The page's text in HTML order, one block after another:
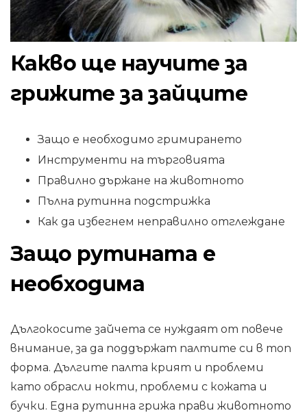
Какво ще научите за
грижите за зайците
Защо е необходимо гримирането
Инструменти на търговията
Правилно държане на животното
Пълна рутинна подстрижка
Как да избегнем неправилно отглеждане
Защо рутината е
необходима
Дългокосите зайчета се нуждаят от повече
внимание, за да поддържат палтите си в топ
форма. Дългите палта крият и проблеми
като обрасли нокти, проблеми с кожата и
бучки. Една рутинна грижа прави животното